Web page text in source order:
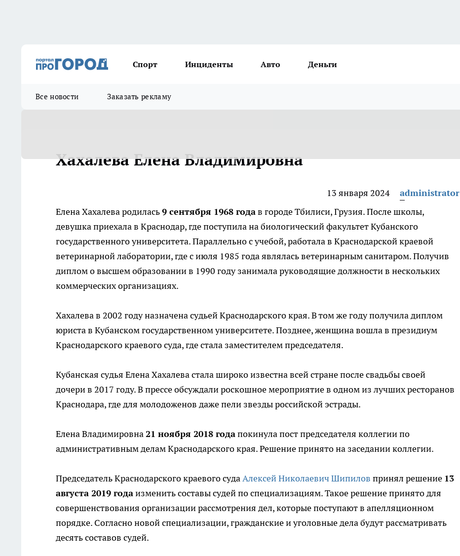
Спорт Инциденты Авто Деньги
Все новости Заказать рекламу
Хахалева Елена Владимировна
13 января 2024
administrator
Елена Хахалева родилась9 сентября 1968 годав городе Тбилиси, Грузия. После школы,
девушка приехала в Краснодар, где поступила на биологический факультет Кубанского
государственного университета. Параллельно с учебой, работала в Краснодарской краевой
ветеринарной лаборатории, где с июля 1985 года являлась ветеринарным санитаром. Получив
диплом о высшем образовании в 1990 году занимала руководящие должности в нескольких
коммерческих организациях.
Хахалева в 2002 году назначена судьей Краснодарского края. В том же году получила диплом
юриста в Кубанском государственном университете. Позднее, женщина вошла в президиум
Краснодарского краевого суда, где стала заместителем председателя.
Кубанская судья Елена Хахалева стала широко известна всей стране после свадьбы своей
дочери в 2017 году. В прессе обсуждали роскошное мероприятие в одном из лучших ресторанов
Краснодара, где для молодоженов даже пели звезды российской эстрады.
Елена Владимировна21 ноября 2018 годапокинула пост председателя коллегии по
административным делам Краснодарского края. Решение принято на заседании коллегии.
Председатель Краснодарского краевого судаАлексей Николаевич Шипилов принял решение 13
августа 2019 годаизменить составы судей по специализациям. Такое решение принято для
совершенствования организации рассмотрения дел, которые поступают в апелляционном
порядке. Согласно новой специализации, гражданские и уголовные дела будут рассматривать
десять составов судей.